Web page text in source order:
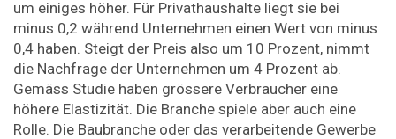
um einiges höher. Für Privathaushalte liegt sie bei
minus 0,2 während Unternehmen einen Wert von minus
0,4 haben. Steigt der Preis also um 10 Prozent, nimmt
die Nachfrage der Unternehmen um 4 Prozent ab.
Gemäss Studie haben grössere Verbraucher eine
höhere Elastizität. Die Branche spiele aber auch eine
Rolle. Die Baubranche oder das verarbeitende Gewerbe